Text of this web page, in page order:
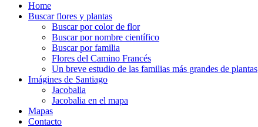
Home
Buscar flores y plantas
Buscar por color de flor
Buscar por nombre científico
Buscar por familia
Flores del Camino Francés
Un breve estudio de las familias más grandes de plantas
Imágines de Santiago
Jacobalia
Jacobalia en el mapa
Mapas
Contacto